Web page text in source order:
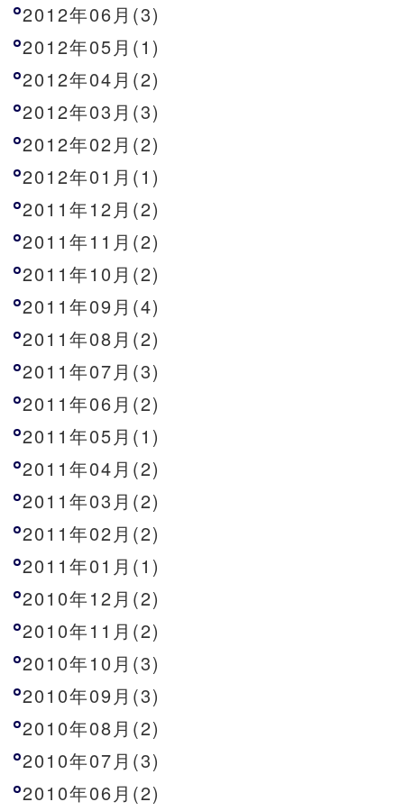
2012年06月(3)
2012年05月(1)
2012年04月(2)
2012年03月(3)
2012年02月(2)
2012年01月(1)
2011年12月(2)
2011年11月(2)
2011年10月(2)
2011年09月(4)
2011年08月(2)
2011年07月(3)
2011年06月(2)
2011年05月(1)
2011年04月(2)
2011年03月(2)
2011年02月(2)
2011年01月(1)
2010年12月(2)
2010年11月(2)
2010年10月(3)
2010年09月(3)
2010年08月(2)
2010年07月(3)
2010年06月(2)